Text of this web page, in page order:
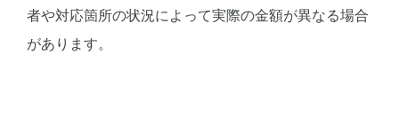
者や対応箇所の状況によって実際の金額が異なる場合
があります。